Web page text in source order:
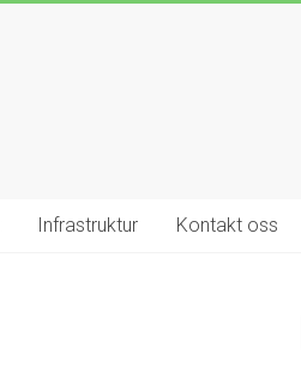
Infrastruktur Kontakt oss